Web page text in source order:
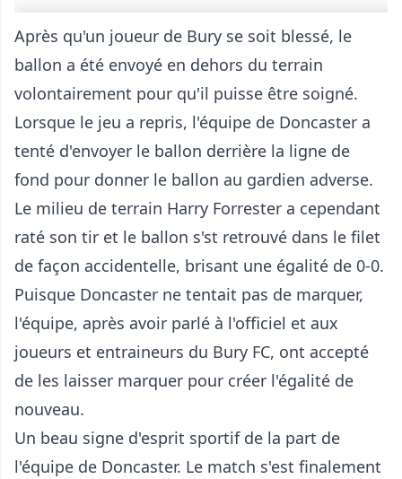
Après qu'un joueur de Bury se soit blessé, le
ballon a été envoyé en dehors du terrain
volontairement pour qu'il puisse être soigné.
Lorsque le jeu a repris, l'équipe de Doncaster a
tenté d'envoyer le ballon derrière la ligne de
fond pour donner le ballon au gardien adverse.
Le milieu de terrain Harry Forrester a cependant
raté son tir et le ballon s'st retrouvé dans le filet
de façon accidentelle, brisant une égalité de 0-0.
Puisque Doncaster ne tentait pas de marquer,
l'équipe, après avoir parlé à l'officiel et aux
joueurs et entraineurs du Bury FC, ont accepté
de les laisser marquer pour créer l'égalité de
nouveau.
Un beau signe d'esprit sportif de la part de
l'équipe de Doncaster. Le match s'est finalement